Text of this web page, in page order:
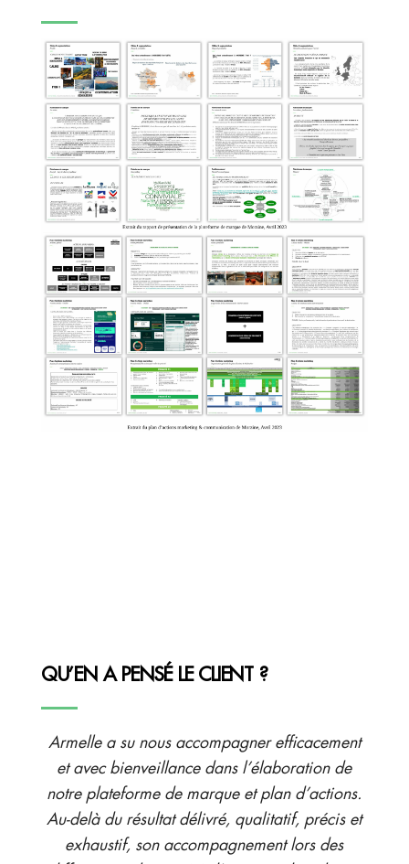
QU’EN A PENSÉ LE CLIENT ?
Armelle a su nous accompagner efficacement
et avec bienveillance dans l’élaboration de
notre plateforme de marque et plan d’actions.
Au-delà du résultat délivré, qualitatif, précis et
exhaustif, son accompagnement lors des